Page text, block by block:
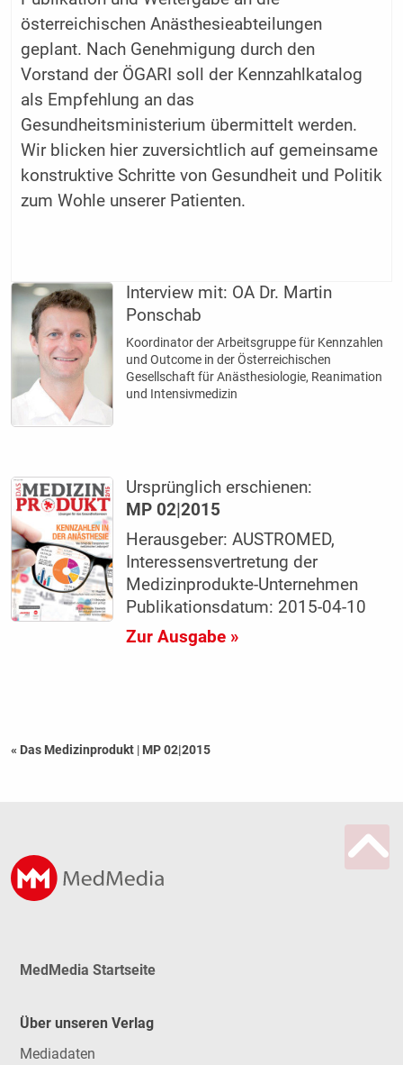
österreichischen Anästhesieabteilungen
geplant. Nach Genehmigung durch den
Vorstand der ÖGARI soll der Kennzahlkatalog
als Empfehlung an das
Gesundheitsministerium übermittelt werden.
Wir blicken hier zuversichtlich auf gemeinsame
konstruktive Schritte von Gesundheit und Politik
zum Wohle unserer Patienten.
Interview mit: OA Dr. Martin
Ponschab
Koordinator der Arbeitsgruppe für Kennzahlen
und Outcome in der Österreichischen
Gesellschaft für Anästhesiologie, Reanimation
und Intensivmedizin
Ursprünglich erschienen:
MP 02|2015
Herausgeber: AUSTROMED,
Interessensvertretung der
Medizinprodukte-Unternehmen
Publikationsdatum: 2015-04-10
Zur Ausgabe »
« Das Medizinprodukt | MP 02|2015
MedMedia Startseite
Über unseren Verlag
Mediadaten